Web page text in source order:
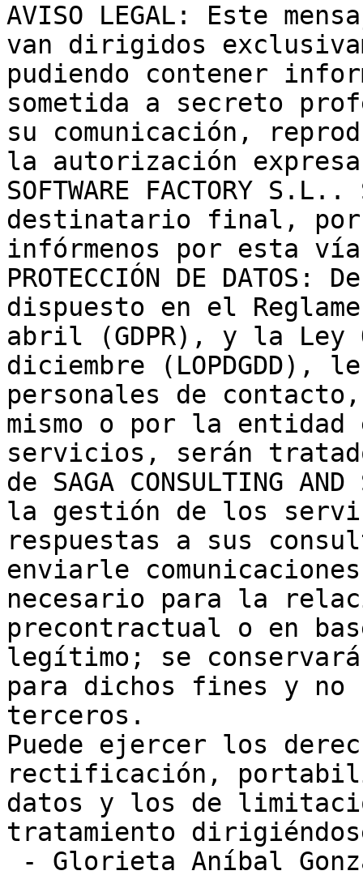
AVISO LEGAL: Este
van dirigidos
pudiendo contener
sometida a secreto
su comunicación,
la autorización expresa
SOFTWARE FACTORY
destinatario final,
infórmenos por esta
PROTECCIÓN DE
dispuesto en el
abril (GDPR), y la Ley
diciembre (LOPDGDD),
personales ​de
mismo o por la
servicios, serán
de SAGA CONSULTING
la gestión de los
respuestas a sus
enviarle
necesario para la
precontractual o en
legítimo​; se
para dichos fines​ y no
terceros.
Puede ejercer los
rectificación,
datos y los de
tratamiento